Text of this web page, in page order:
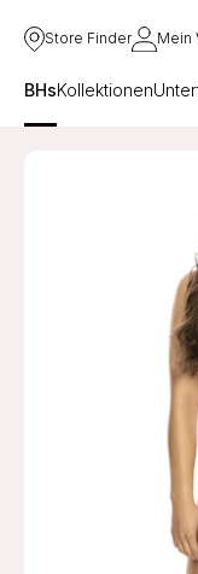
Store Finder Mein
BHsKollektionen